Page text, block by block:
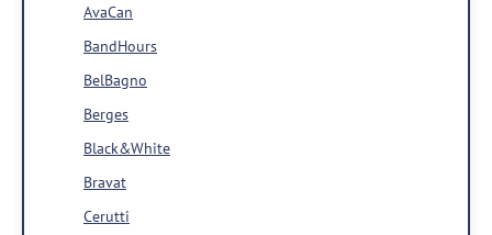
AvaCan
BandHours
BelBagno
Berges
Black&White
Bravat
Cerutti